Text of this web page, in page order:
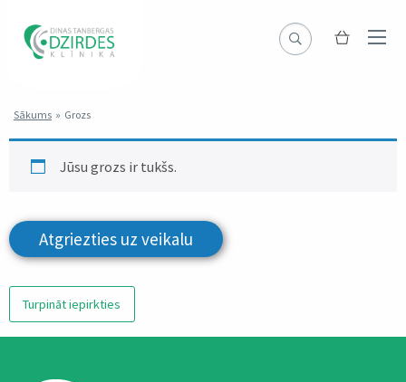
Sākums » Grozs
Jūsu grozs ir tukšs.
Atgriezties uz veikalu
Turpināt iepirkties